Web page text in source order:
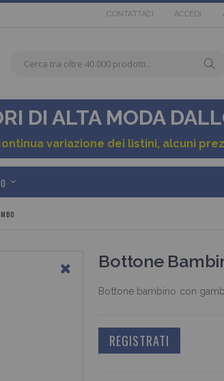
CONTATTACI ACCEDI
oltre
40.000
prodotti...
in
DI ALTA MODA
variazione dei listini, alcuni
Bottone
Bottone bambino con
REGISTRATI